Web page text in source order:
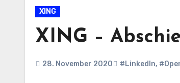
XING
XING –
28. November 2020 #LinkedIn,